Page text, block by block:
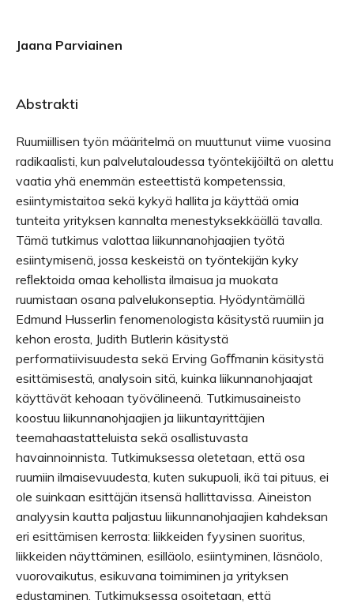
Jaana Parviainen
Abstrakti
Ruumiillisen työn määritelmä on muuttunut viime vuosina
radikaalisti, kun palvelutaloudessa työntekijöiltä on alettu
vaatia yhä enemmän esteettistä kompetenssia,
esiintymistaitoa sekä kykyä hallita ja käyttää omia
tunteita yrityksen kannalta menestyksekkäällä tavalla.
Tämä tutkimus valottaa liikunnanohjaajien työtä
esiintymisenä, jossa keskeistä on työntekijän kyky
reﬂektoida omaa kehollista ilmaisua ja muokata
ruumistaan osana palvelukonseptia. Hyödyntämällä
Edmund Husserlin fenomenologista käsitystä ruumiin ja
kehon erosta, Judith Butlerin käsitystä
performatiivisuudesta sekä Erving Goﬀmanin käsitystä
esittämisestä, analysoin sitä, kuinka liikunnanohjaajat
käyttävät kehoaan työvälineenä. Tutkimusaineisto
koostuu liikunnanohjaajien ja liikuntayrittäjien
teemahaastatteluista sekä osallistuvasta
havainnoinnista. Tutkimuksessa oletetaan, että osa
ruumiin ilmaisevuudesta, kuten sukupuoli, ikä tai pituus, ei
ole suinkaan esittäjän itsensä hallittavissa. Aineiston
analyysin kautta paljastuu liikunnanohjaajien kahdeksan
eri esittämisen kerrosta: liikkeiden fyysinen suoritus,
liikkeiden näyttäminen, esilläolo, esiintyminen, läsnäolo,
vuorovaikutus, esikuvana toimiminen ja yrityksen
edustaminen. Tutkimuksessa osoitetaan, että